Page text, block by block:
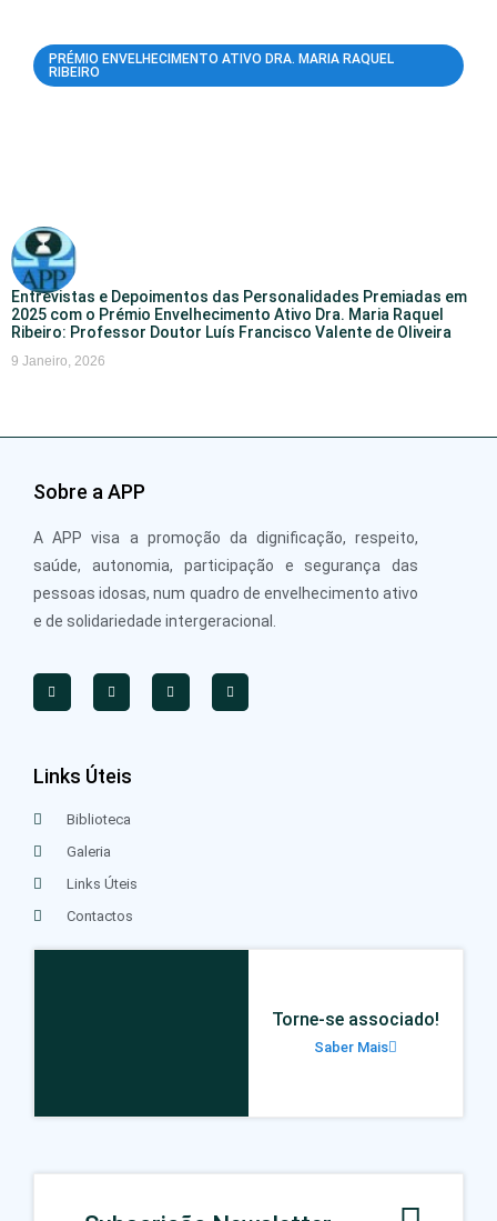
PRÉMIO ENVELHECIMENTO ATIVO DRA. MARIA RAQUEL
RIBEIRO
Entrevistas e Depoimentos das Personalidades Premiadas em
2025 com o Prémio Envelhecimento Ativo Dra. Maria Raquel
Ribeiro: Professor Doutor Luís Francisco Valente de Oliveira
9 Janeiro, 2026
Sobre a APP
A APP visa a promoção da dignificação, respeito,
saúde, autonomia, participação e segurança das
pessoas idosas, num quadro de envelhecimento ativo
e de solidariedade intergeracional.
Links Úteis
Biblioteca
Galeria
Links Úteis
Contactos
Torne-se associado!
Saber Mais